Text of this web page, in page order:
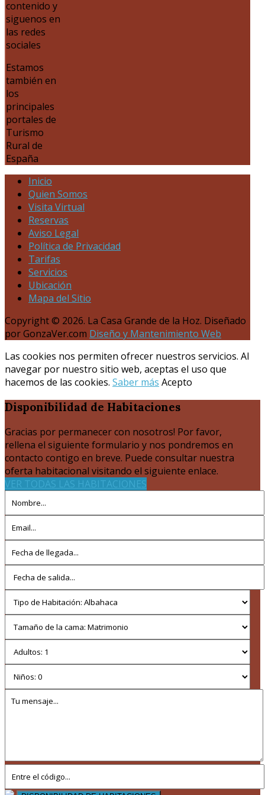
contenido y
siguenos en
las redes
sociales
Estamos
también en
los
principales
portales de
Turismo
Rural de
España
Inicio
Quien Somos
Visita Virtual
Reservas
Aviso Legal
Política de Privacidad
Tarifas
Servicios
Ubicación
Mapa del Sitio
Copyright © 2026. La Casa Grande de la Hoz. Diseñado
por GonzaVer.com Diseño y Mantenimiento Web
Las cookies nos permiten ofrecer nuestros servicios. Al
navegar por nuestro sitio web, aceptas el uso que
hacemos de las cookies. Saber más Acepto
Disponibilidad de Habitaciones
Gracias por permanecer con nosotros! Por favor,
rellena el siguiente formulario y nos pondremos en
contacto contigo en breve. Puede consultar nuestra
oferta habitacional visitando el siguiente enlace.
VER TODAS LAS HABITACIONES